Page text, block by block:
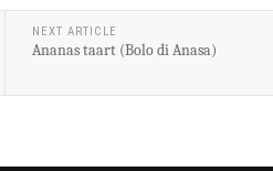
NEXT ARTICLE
Ananas taart (Bolo di Anasa)